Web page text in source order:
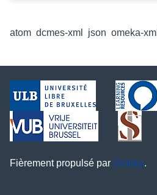
atom dcmes-xml json omeka-xml
Fièrement propulsé par Omeka.